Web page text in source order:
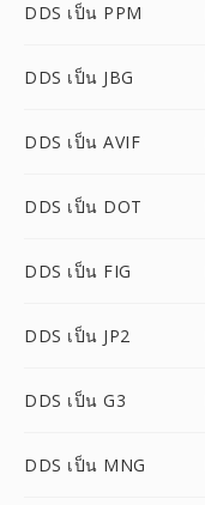
DDS เป็น PPM
DDS เป็น JBG
DDS เป็น AVIF
DDS เป็น DOT
DDS เป็น FIG
DDS เป็น JP2
DDS เป็น G3
DDS เป็น MNG